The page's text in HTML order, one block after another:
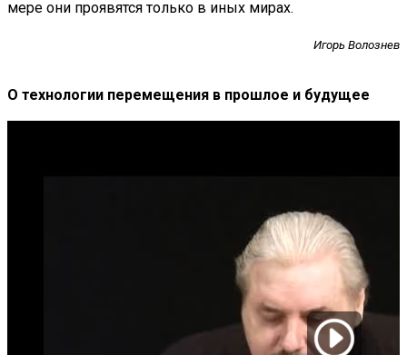
мере они проявятся только в иных мирах.
Игорь Волознев
О технологии перемещения в прошлое и будущее